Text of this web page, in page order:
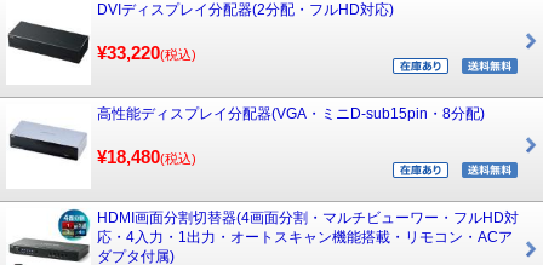
DVIディスプレイ分配器(2分配・フルHD対応)
¥33,220(税込)
高性能ディスプレイ分配器(VGA・ミニD-sub15pin・8分配)
¥18,480(税込)
HDMI画面分割切替器(4画面分割・マルチビューワー・フルHD対
応・4入力・1出力・オートスキャン機能搭載・リモコン・ACア
ダプタ付属)